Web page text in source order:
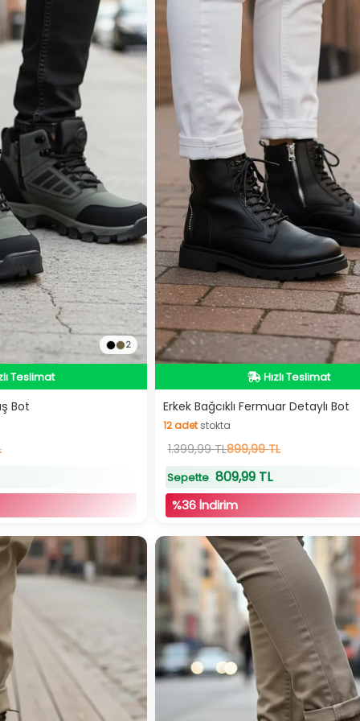
2
Ürün
Teslimat
Ürün
Bot
İndirimli Ürün
Hızlı Teslimat
İndirimli Ürün
Erkek Bağcıklı Fermuar Detaylı Bot
12adetstokta
12adetstokta
1.399,99 TL899,99 TL
Sepette809,99 TL
%36 İndirim